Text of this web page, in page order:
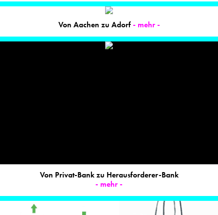
Von Aachen zu Adorf- mehr -
Von Privat-Bank zu Herausforderer-Bank
- mehr -